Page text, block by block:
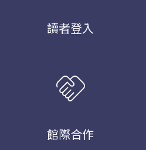
讀者登入
handshake
館際合作